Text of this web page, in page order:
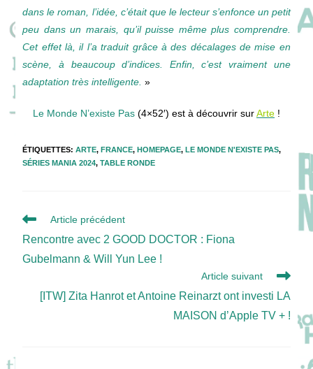
dansleroman, l’idée, c’étaitque le lecteur s’enfonce un petit
peu dansun marais, qu’ilpuisse mêmeplus comprendre.
Cet effetlà, il l’atraduit grâce àdes décalages demise en
scène,à beaucoupd’indices. Enfin,c’estvraiment une
adaptationtrèsintelligente. »
Le Monde N’existe Pas (4×52′) est à découvrir surArte !
ÉTIQUETTES:ARTE, FRANCE, HOMEPAGE, LE MONDE N'EXISTE PAS,
SÉRIES MANIA 2024, TABLE RONDE
Read
articles
Article précédent
Rencontre avec 2 GOOD DOCTOR : Fiona
Gubelmann & Will Yun Lee !
Article suivant
[ITW] Zita Hanrot et Antoine Reinarzt ont investi LA
MAISON d’Apple TV + !